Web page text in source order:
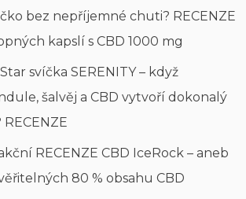
bez nepříjemné chuti? RECENZE
kapslí s CBD 1000 mg
svíčka SERENITY – když
šalvěj a CBD vytvoří dokonalý
RECENZE
RECENZE CBD IceRock – aneb
80 % obsahu CBD